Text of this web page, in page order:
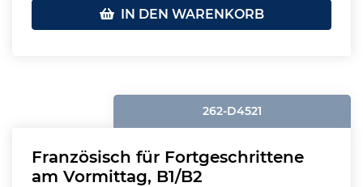
IN DEN WARENKORB
262-D4521
Französisch für Fortgeschrittene
am Vormittag, B1/B2